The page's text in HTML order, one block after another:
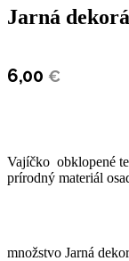
Jarná
6,00 €
Vajíčko obklopené
prírodný materiál
množstvo Jarná